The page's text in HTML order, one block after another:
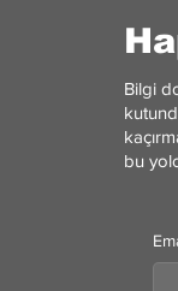
Bilgi
bu